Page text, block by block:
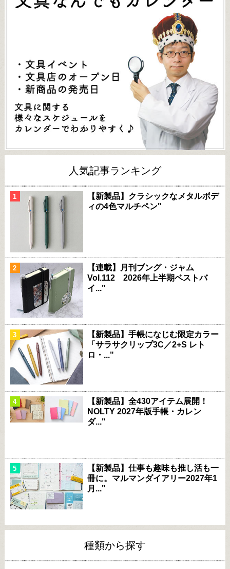
人気記事ランキング
【新製品】クラシックなメタルボデ
ィの4色マルチペン"
【連載】月刊ブング・ジャム
Vol.112 2026年上半期ベストバ
イ..."
【新製品】手帳になじむ限定カラー
「サラサクリップ3C／2+S レト
ロ・..."
【新製品】全430アイテム展開！
NOLTY 2027年版手帳・カレン
ダ..."
【新製品】仕事も趣味も推し活も一
冊に。マルマンダイアリー2027年1
月..."
種類から探す